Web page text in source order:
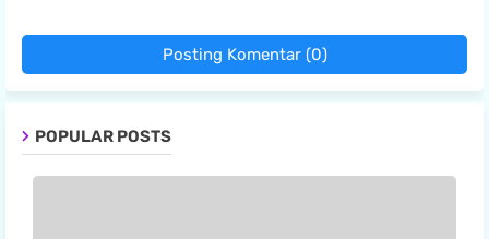
Posting Komentar (0)
POPULAR POSTS